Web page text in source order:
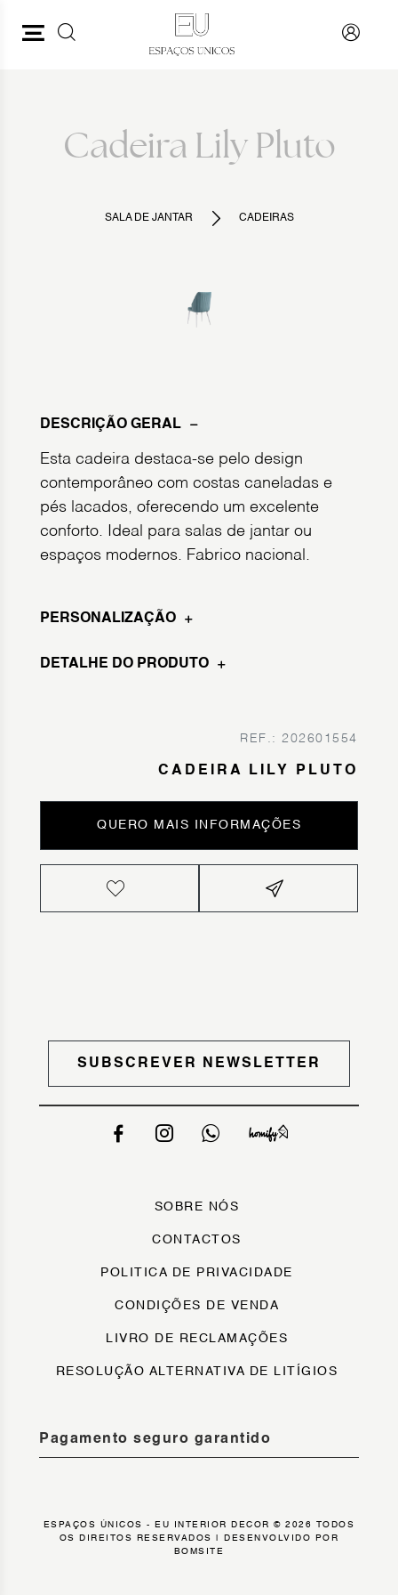
Cadeira Lily Pluto
SALA DE JANTAR CADEIRAS
DESCRIÇÃO GERAL
Esta cadeira destaca-se pelo design
contemporâneo com costas caneladas e
pés lacados, oferecendo um excelente
conforto. Ideal para salas de jantar ou
espaços modernos. Fabrico nacional.
PERSONALIZAÇÃO
DETALHE DO PRODUTO
REF.: 202601554
CADEIRA LILY PLUTO
QUERO MAIS INFORMAÇÕES
SUBSCREVER NEWSLETTER
SOBRE NÓS
CONTACTOS
POLITICA DE PRIVACIDADE
CONDIÇÕES DE VENDA
LIVRO DE RECLAMAÇÕES
RESOLUÇÃO ALTERNATIVA DE LITÍGIOS
Pagamento seguro garantido
ESPAÇOS ÚNICOS - EU INTERIOR DECOR © 2026 TODOS
OS DIREITOS RESERVADOS | DESENVOLVIDO POR
BOMSITE
PESQUISAR